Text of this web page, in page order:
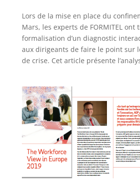
Lors de la mise en place du
Mars, les experts de FORMITEL ont
formalisation d’un diagnostic
aux dirigeants de faire le point sur
de crise. Cet article présente